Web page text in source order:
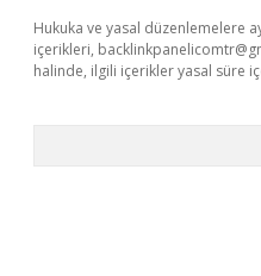
Hukuka ve yasal düzenlemelere
içerikleri,
halinde, ilgili içerikler yasal süre